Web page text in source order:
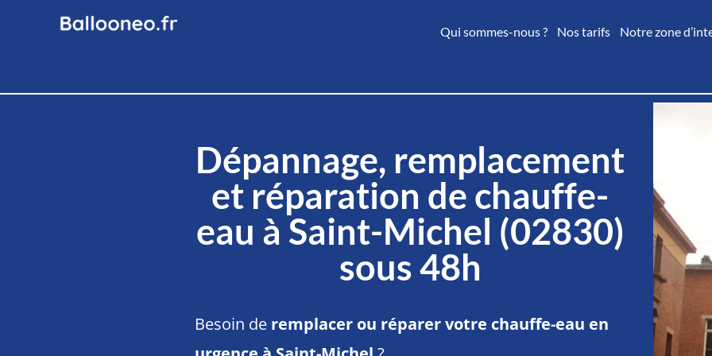
Qui sommes-nous ? Nos tarifs Notre zone
Dépannage, remplacement
et réparation de chauffe-
eau à Saint-Michel (02830)
sous 48h
Besoin de remplacer ou réparer votre chauffe-eau en